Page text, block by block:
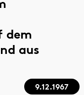
dem
aus
9.12.1967